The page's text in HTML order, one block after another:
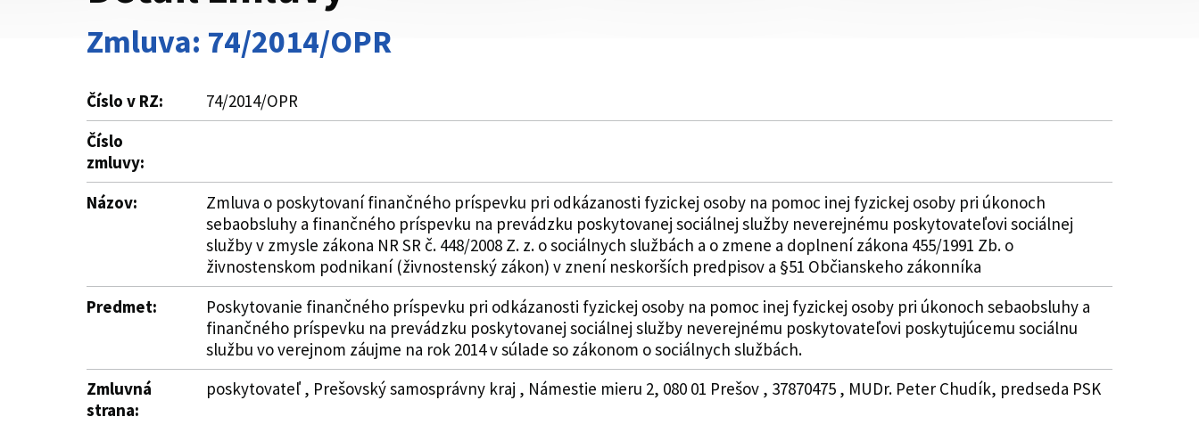
Zmluva: 74/2014/OPR
Číslo v RZ:
74/2014/OPR
Číslo
zmluvy:
Názov:
Zmluva o poskytovaní finančného príspevku pri odkázanosti fyzickej osoby na pomoc inej fyzickej osoby pri úkonoch
sebaobsluhy a finančného príspevku na prevádzku poskytovanej sociálnej služby neverejnému poskytovateľovi sociálnej
služby v zmysle zákona NR SR č. 448/2008 Z. z. o sociálnych službách a o zmene a doplnení zákona 455/1991 Zb. o
živnostenskom podnikaní (živnostenský zákon) v znení neskorších predpisov a §51 Občianskeho zákonníka
Predmet:
Poskytovanie finančného príspevku pri odkázanosti fyzickej osoby na pomoc inej fyzickej osoby pri úkonoch sebaobsluhy a
finančného príspevku na prevádzku poskytovanej sociálnej služby neverejnému poskytovateľovi poskytujúcemu sociálnu
službu vo verejnom záujme na rok 2014 v súlade so zákonom o sociálnych službách.
Zmluvná
strana:
poskytovateľ , Prešovský samosprávny kraj , Námestie mieru 2, 080 01 Prešov , 37870475 , MUDr. Peter Chudík, predseda PSK